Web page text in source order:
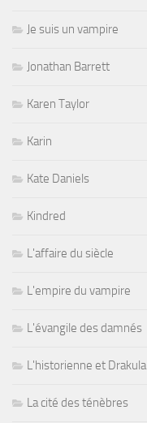
Je suis un vampire
Jonathan Barrett
Karen Taylor
Karin
Kate Daniels
Kindred
L'affaire du siècle
L'empire du vampire
L'évangile des damnés
L'historienne et Drakula
La cité des ténèbres